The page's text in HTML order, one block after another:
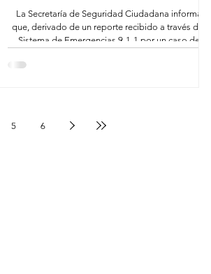
La Secretaría de Seguridad Ciudadana informa
que, derivado de un reporte recibido a través del
Sistema de Emergencias 9-1-1 por un caso de
de la Policía Municipal atendieron una situación de
5 6